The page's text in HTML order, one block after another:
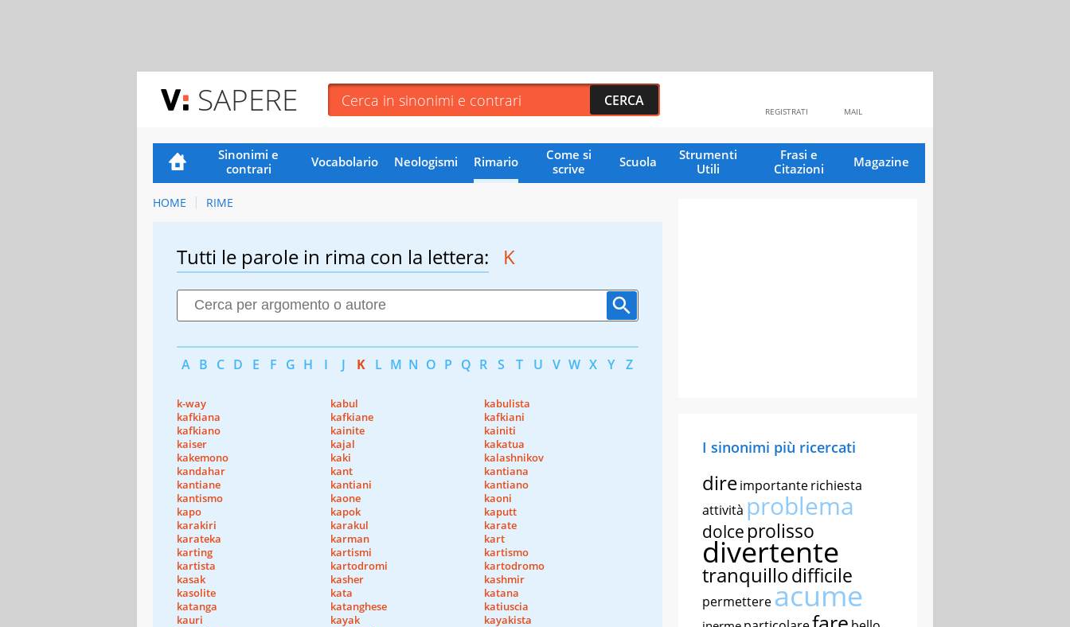
SAPERE MAIL
REGISTRATI
Sinonimi e
contrari
Vocabolario Neologismi Rimario
Come si
scrive
Scuola
Strumenti
Utili
Frasi e
Citazioni
Magazine
HOME RIME
Tutti le parole in rima con la lettera: K
A B C D E F G H I J K L M N O P Q R S T U V W X Y Z
k-way kabul
kabulista
kafkiana
kafkiane
kafkiani
kafkiano
kainite
kainiti
kaiser
kajal
kakatua
kakemono
kaki
kalashnikov
kandahar
kant
kantiana
kantiane
kantiani
kantiano
kantismo
kaone
kaoni
kapo
kapok
kaputt
karakiri
karakul
karate
karateka
karman
kart
karting
kartismi
kartismo
kartista
kartodromi
kartodromo
kasak
kasher
kashmir
kasolite
kata
katana
katanga
katanghese
katiuscia
kauri
kayak
kayakista
I sinonimi più ricercati
direimportanterichiesta
attività problema
dolce prolisso
divertente
tranquillodifficile
permettereacume